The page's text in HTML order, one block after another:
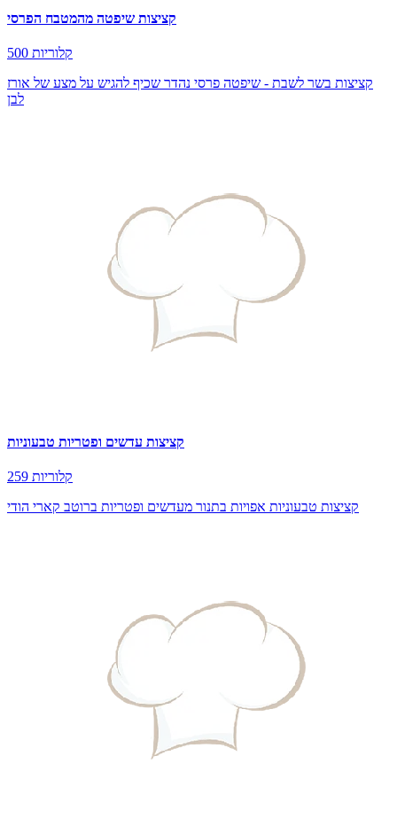
קציצות שיפטה מהמטבח הפרסי
500 קלוריות
קציצות בשר לשבת - שיפטה פרסי נהדר שכיף להגיש על מצע של אורז
לבן
קציצות עדשים ופטריות טבעוניות
259 קלוריות
קציצות טבעוניות אפויות בתנור מעדשים ופטריות ברוטב קארי הודי